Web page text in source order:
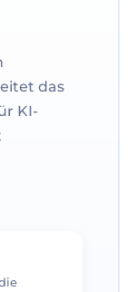
das
KI-